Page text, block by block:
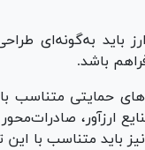
باید به‌گونه‌ای
باشد.
حمایتی متناسب
صادرات‌محور
باید متناسب با